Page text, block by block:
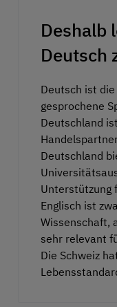
Deshalb
Deutsch
Deutsch ist
gesprochene
Deutschland
Deutschland
Unterstützung
Englisch ist
Wissenschaft,
sehr relevant
Die Schweiz